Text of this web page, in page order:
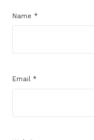
Name *
Email *